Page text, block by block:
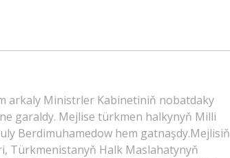
arkaly Ministrler Kabinetiniň nobatdaky
garaldy. Mejlise türkmen halkynyň Milli
Berdimuhamedow hem gatnaşdy.Mejlisiň
Türkmenistanyň Halk Maslahatynyň